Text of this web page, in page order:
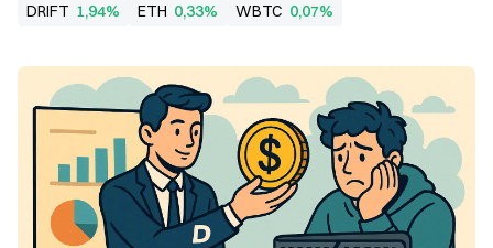
DRIFT 1,94% ETH 0,33% WBTC 0,07%